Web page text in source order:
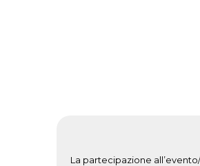
La partecipazione